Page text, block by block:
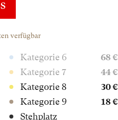
verfügbar
Kategorie 6
68 €
Kategorie 7
44 €
Kategorie 8
30 €
Kategorie 9
18 €
Stehplatz